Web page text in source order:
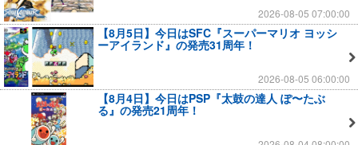
2026-08-05 07:00:00
【8月5日】今日はSFC『スーパーマリオ ヨッシ
ーアイランド』の発売31周年！
2026-08-05 06:00:00
【8月4日】今日はPSP『太鼓の達人 ぽ〜たぶ
る』の発売21周年！